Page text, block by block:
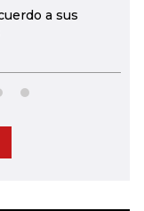
a sus